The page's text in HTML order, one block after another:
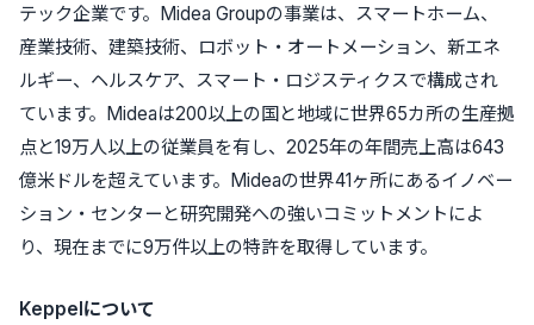
テック企業です。Midea Groupの事業は、スマートホーム、
産業技術、建築技術、ロボット・オートメーション、新エネ
ルギー、ヘルスケア、スマート・ロジスティクスで構成され
ています。Mideaは200以上の国と地域に世界65カ所の生産拠
点と19万人以上の従業員を有し、2025年の年間売上高は643
億米ドルを超えています。Mideaの世界41ヶ所にあるイノベー
ション・センターと研究開発への強いコミットメントによ
り、現在までに9万件以上の特許を取得しています。
Keppelについて